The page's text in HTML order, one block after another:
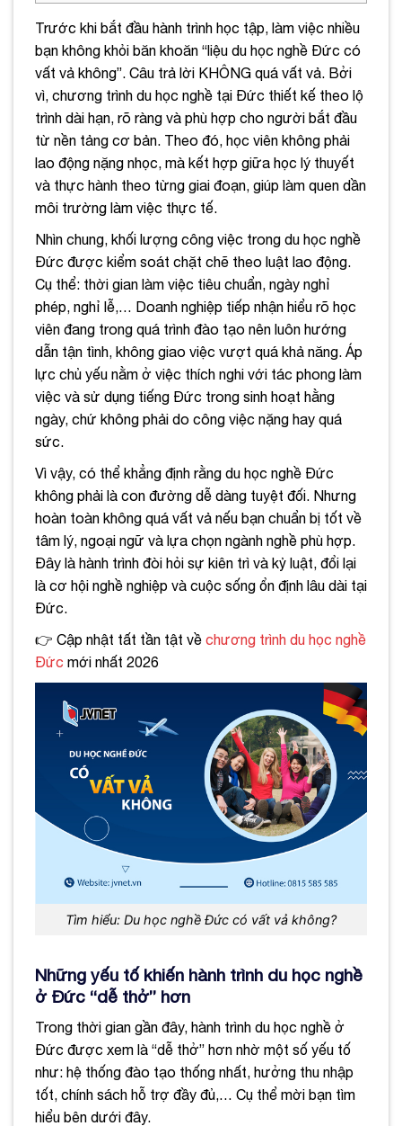
Trước khi bắt đầu hành trình học tập, làm việc nhiều
bạn không khỏi băn khoăn “liệu du học nghề Đức có
vất vả không”. Câu trả lời KHÔNG quá vất vả. Bởi
vì, chương trình du học nghề tại Đức thiết kế theo lộ
trình dài hạn, rõ ràng và phù hợp cho người bắt đầu
từ nền tảng cơ bản. Theo đó, học viên không phải
lao động nặng nhọc, mà kết hợp giữa học lý thuyết
và thực hành theo từng giai đoạn, giúp làm quen dần
môi trường làm việc thực tế.
Nhìn chung, khối lượng công việc trong du học nghề
Đức được kiểm soát chặt chẽ theo luật lao động.
Cụ thể: thời gian làm việc tiêu chuẩn, ngày nghỉ
phép, nghỉ lễ,… Doanh nghiệp tiếp nhận hiểu rõ học
viên đang trong quá trình đào tạo nên luôn hướng
dẫn tận tình, không giao việc vượt quá khả năng. Áp
lực chủ yếu nằm ở việc thích nghi với tác phong làm
việc và sử dụng tiếng Đức trong sinh hoạt hằng
ngày, chứ không phải do công việc nặng hay quá
sức.
Vì vậy, có thể khẳng định rằng du học nghề Đức
không phải là con đường dễ dàng tuyệt đối. Nhưng
hoàn toàn không quá vất vả nếu bạn chuẩn bị tốt về
tâm lý, ngoại ngữ và lựa chọn ngành nghề phù hợp.
Đây là hành trình đòi hỏi sự kiên trì và kỷ luật, đổi lại
là cơ hội nghề nghiệp và cuộc sống ổn định lâu dài tại
Đức.
👉 Cập nhật tất tần tật về chương trình du học nghề
Đức mới nhất 2026
Tìm hiểu: Du học nghề Đức có vất vả không?
Những yếu tố khiến hành trình du học nghề
ở Đức “dễ thở” hơn
Trong thời gian gần đây, hành trình du học nghề ở
Đức được xem là “dễ thở” hơn nhờ một số yếu tố
như: hệ thống đào tạo thống nhất, hưởng thu nhập
tốt, chính sách hỗ trợ đầy đủ,… Cụ thể mời bạn tìm
hiểu bên dưới đây.